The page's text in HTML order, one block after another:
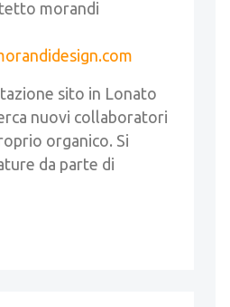
morandi
sito in Lonato
nuovi collaboratori
organico. Si
da parte di